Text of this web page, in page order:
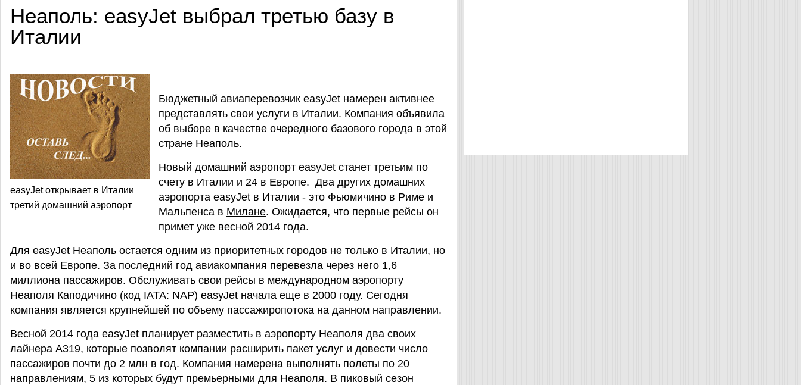
Неаполь: easyJet выбрал третью базу в
Италии
easyJet открывает в Италии
третий домашний аэропорт
Бюджетный авиаперевозчик easyJet намерен активнее
представлять свои услуги в Италии. Компания объявила
об выборе в качестве очередного базового города в этой
стране Неаполь.
Новый домашний аэропорт easyJet станет третьим по
счету в Италии и 24 в Европе. Два других домашних
аэропорта easyJet в Италии - это Фьюмичино в Риме и
Мальпенса в Милане. Ожидается, что первые рейсы он
примет уже весной 2014 года.
Для easyJet Неаполь остается одним из приоритетных городов не только в Италии, но
и во всей Европе. За последний год авиакомпания перевезла через него 1,6
миллиона пассажиров. Обслуживать свои рейсы в международном аэропорту
Неаполя Каподичино (код IATA: NAP) easyJet начала еще в 2000 году. Сегодня
компания является крупнейшей по объему пассажиропотока на данном направлении.
Весной 2014 года easyJet планирует разместить в аэропорту Неаполя два своих
лайнера A319, которые позволят компании расширить пакет услуг и довести число
пассажиров почти до 2 млн в год. Компания намерена выполнять полеты по 20
направлениям, 5 из которых будут премьерными для Неаполя. В пиковый сезон